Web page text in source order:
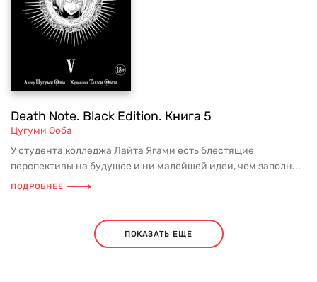
Death Note. Black Edition. Книга 5
Цугуми Ооба
У студента колледжа Лайта Ягами есть блестящие
перспективы на будущее и ни малейшей идеи, чем заполн...
ПОДРОБНЕЕ
ПОКАЗАТЬ ЕЩЕ